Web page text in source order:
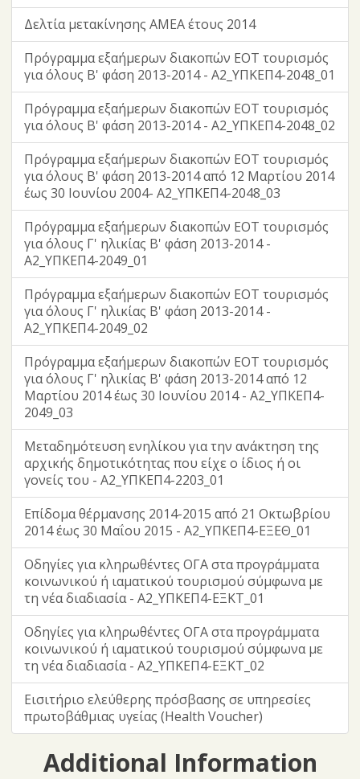
Δελτία μετακίνησης ΑΜΕΑ έτους 2014
Πρόγραμμα εξαήμερων διακοπών ΕΟΤ τουρισμός
για όλους Β' φάση 2013-2014 - Α2_ΥΠΚΕΠ4-2048_01
Πρόγραμμα εξαήμερων διακοπών ΕΟΤ τουρισμός
για όλους Β' φάση 2013-2014 - Α2_ΥΠΚΕΠ4-2048_02
Πρόγραμμα εξαήμερων διακοπών ΕΟΤ τουρισμός
για όλους Β' φάση 2013-2014 από 12 Μαρτίου 2014
έως 30 Ιουνίου 2004- Α2_ΥΠΚΕΠ4-2048_03
Πρόγραμμα εξαήμερων διακοπών ΕΟΤ τουρισμός
για όλους Γ' ηλικίας Β' φάση 2013-2014 -
Α2_ΥΠΚΕΠ4-2049_01
Πρόγραμμα εξαήμερων διακοπών ΕΟΤ τουρισμός
για όλους Γ' ηλικίας Β' φάση 2013-2014 -
Α2_ΥΠΚΕΠ4-2049_02
Πρόγραμμα εξαήμερων διακοπών ΕΟΤ τουρισμός
για όλους Γ' ηλικίας Β' φάση 2013-2014 από 12
Μαρτίου 2014 έως 30 Ιουνίου 2014 - Α2_ΥΠΚΕΠ4-
2049_03
Μεταδημότευση ενηλίκου για την ανάκτηση της
αρχικής δημοτικότητας που είχε ο ίδιος ή οι
γονείς του - Α2_ΥΠΚΕΠ4-2203_01
Επίδομα θέρμανσης 2014-2015 από 21 Οκτωβρίου
2014 έως 30 Μαΐου 2015 - Α2_ΥΠΚΕΠ4-ΕΞΕΘ_01
Οδηγίες για κληρωθέντες ΟΓΑ στα προγράμματα
κοινωνικού ή ιαματικού τουρισμού σύμφωνα με
τη νέα διαδιασία - Α2_ΥΠΚΕΠ4-ΕΞΚΤ_01
Οδηγίες για κληρωθέντες ΟΓΑ στα προγράμματα
κοινωνικού ή ιαματικού τουρισμού σύμφωνα με
τη νέα διαδιασία - Α2_ΥΠΚΕΠ4-ΕΞΚΤ_02
Εισιτήριο ελεύθερης πρόσβασης σε υπηρεσίες
πρωτοβάθμιας υγείας (Health Voucher)
Additional Information